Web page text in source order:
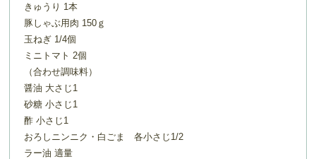
きゅうり 1本
豚しゃぶ用肉 150ｇ
玉ねぎ 1/4個
ミニトマト 2個
（合わせ調味料）
醤油 大さじ1
砂糖 小さじ1
酢 小さじ1
おろしニンニク・白ごま 各小さじ1/2
ラー油 適量